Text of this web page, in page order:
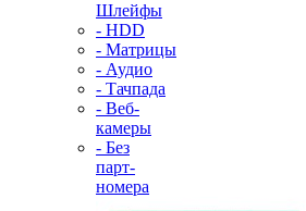
Шлейфы
- HDD
- Матрицы
- Аудио
- Тачпада
- Веб-
камеры
- Без
парт-
номера